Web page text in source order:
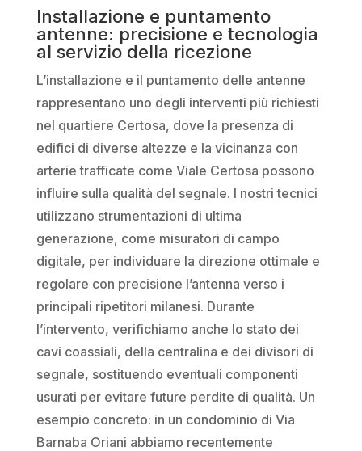
Installazione e puntamento
antenne: precisione e tecnologia
al servizio della ricezione
L’installazione e il puntamento delle antenne
rappresentano uno degli interventi più richiesti
nel quartiere Certosa, dove la presenza di
edifici di diverse altezze e la vicinanza con
arterie trafficate come Viale Certosa possono
influire sulla qualità del segnale. I nostri tecnici
utilizzano strumentazioni di ultima
generazione, come misuratori di campo
digitale, per individuare la direzione ottimale e
regolare con precisione l’antenna verso i
principali ripetitori milanesi. Durante
l’intervento, verifichiamo anche lo stato dei
cavi coassiali, della centralina e dei divisori di
segnale, sostituendo eventuali componenti
usurati per evitare future perdite di qualità. Un
esempio concreto: in un condominio di Via
Barnaba Oriani abbiamo recentemente